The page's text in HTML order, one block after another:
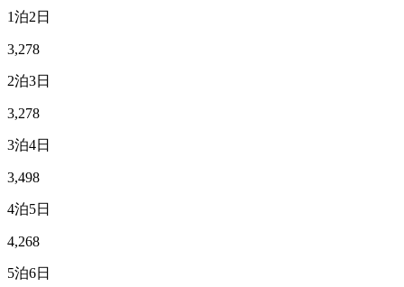
1泊2日
3,278
2泊3日
3,278
3泊4日
3,498
4泊5日
4,268
5泊6日